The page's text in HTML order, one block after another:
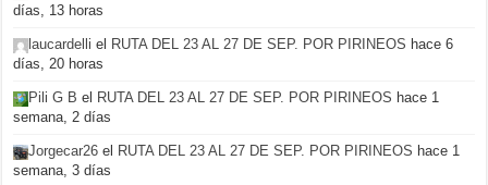
días, 13 horas
laucardelli el RUTA DEL 23 AL 27 DE SEP. POR PIRINEOS hace 6
días, 20 horas
Pili G B el RUTA DEL 23 AL 27 DE SEP. POR PIRINEOS hace 1
semana, 2 días
Jorgecar26 el RUTA DEL 23 AL 27 DE SEP. POR PIRINEOS hace 1
semana, 3 días